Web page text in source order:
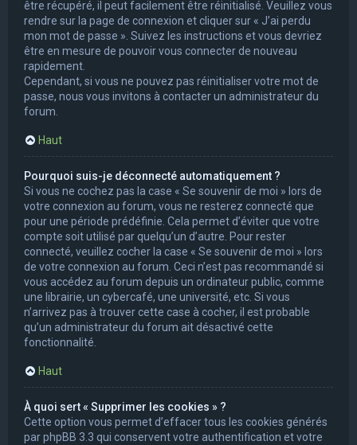
être récupéré, il peut facilement être réinitialisé. Veuillez vous
rendre sur la page de connexion et cliquer sur « J’ai perdu
mon mot de passe ». Suivez les instructions et vous devriez
être en mesure de pouvoir vous connecter de nouveau
rapidement.
Cependant, si vous ne pouvez pas réinitialiser votre mot de
passe, nous vous invitons à contacter un administrateur du
forum.
Haut
Pourquoi suis-je déconnecté automatiquement ?
Si vous ne cochez pas la case « Se souvenir de moi » lors de
votre connexion au forum, vous ne resterez connecté que
pour une période prédéfinie. Cela permet d’éviter que votre
compte soit utilisé par quelqu’un d’autre. Pour rester
connecté, veuillez cocher la case « Se souvenir de moi » lors
de votre connexion au forum. Ceci n’est pas recommandé si
vous accédez au forum depuis un ordinateur public, comme
une librairie, un cybercafé, une université, etc. Si vous
n’arrivez pas à trouver cette case à cocher, il est probable
qu’un administrateur du forum ait désactivé cette
fonctionnalité.
Haut
À quoi sert « Supprimer les cookies » ?
Cette option vous permet d’effacer tous les cookies générés
par phpBB 3.3 qui conservent votre authentification et votre